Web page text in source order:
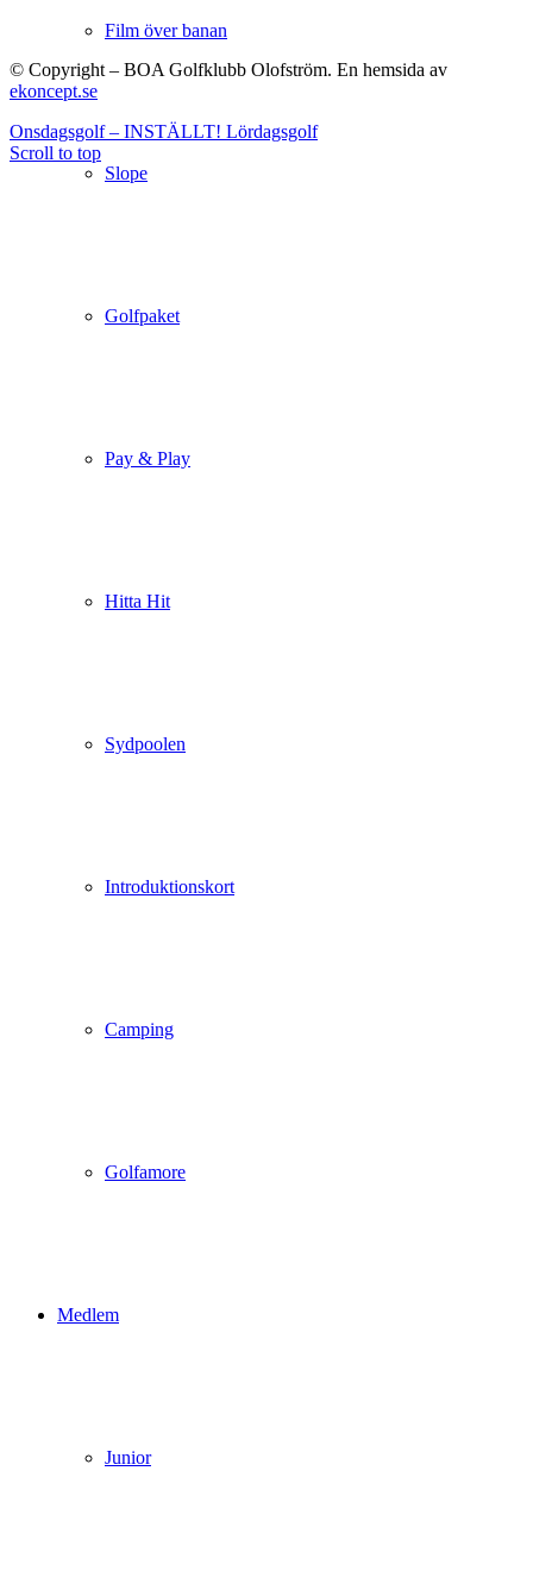
Film över banan
Slope
Golfpaket
Pay & Play
Hitta Hit
Sydpoolen
Introduktionskort
Camping
Golfamore
Medlem
Junior
© Copyright – BOA Golfklubb Olofström. En hemsida av
ekoncept.se
Onsdagsgolf – INSTÄLLT! Lördagsgolf
Scroll to top